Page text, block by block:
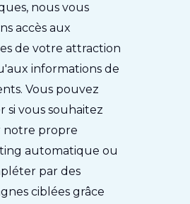
nous vous
accès aux
de votre attraction
informations de
Vous pouvez
si vous souhaitez
notre propre
automatique ou
par des
ciblées grâce